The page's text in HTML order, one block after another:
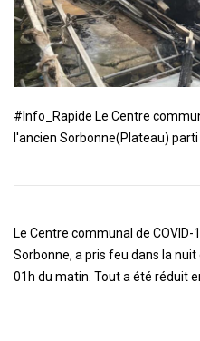
#Info_Rapide Le Centre
l'ancien Sorbonne(Plateau)
Le Centre communal de COVID-
Sorbonne, a pris feu dans la
01h du matin. Tout a été réduit